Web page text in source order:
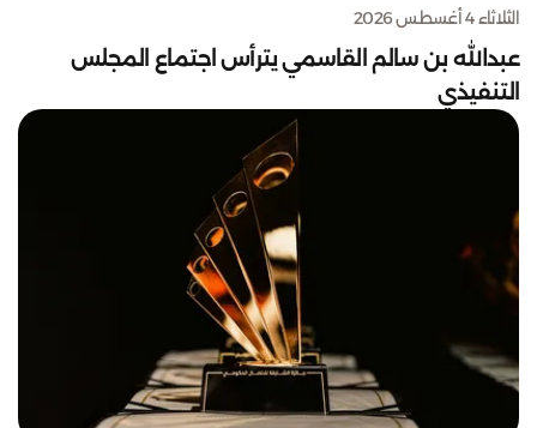
الثلاثاء 4 أغسطس 2026
عبدالله بن سالم القاسمي يترأس اجتماع المجلس
التنفيذي